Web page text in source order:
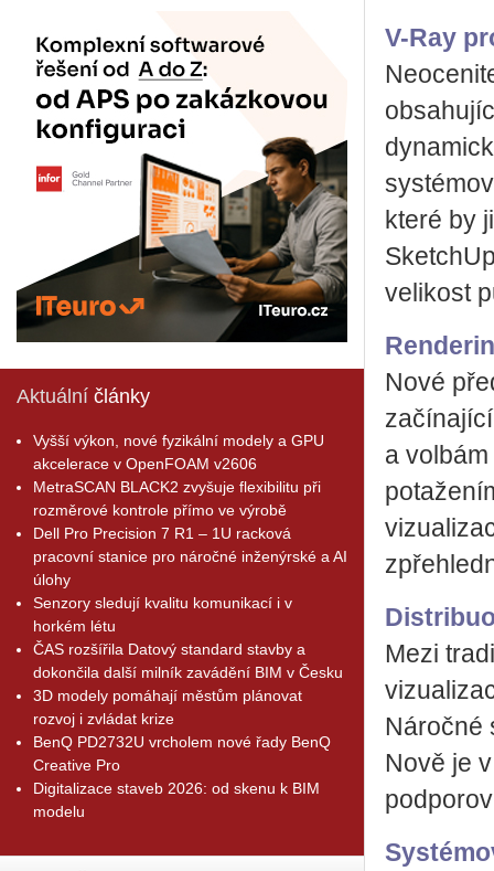
Aktuální články
Vyšší výkon, nové fyzikální modely a GPU
akcelerace v OpenFOAM v2606
MetraSCAN BLACK2 zvyšuje flexibilitu při
rozměrové kontrole přímo ve výrobě
Dell Pro Precision 7 R1 – 1U racková
pracovní stanice pro náročné inženýrské a AI
úlohy
Senzory sledují kvalitu komunikací i v
horkém létu
ČAS rozšířila Datový standard stavby a
dokončila další milník zavádění BIM v Česku
3D modely pomáhají městům plánovat
rozvoj i zvládat krize
BenQ PD2732U vrcholem nové řady BenQ
Creative Pro
Digitalizace staveb 2026: od skenu k BIM
modelu
V-Ray
které by
velikost
Nové
a
Mezi
Náročné
Nově je